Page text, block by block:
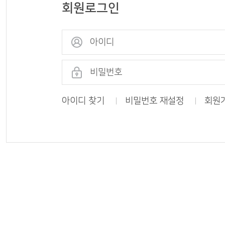
나의도서관
통합회원서비스
회원로그인
아이디 찾기 비밀번호 재설정 회원